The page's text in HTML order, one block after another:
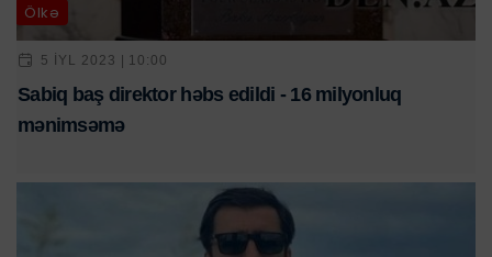
Ölkə
5 IYL 2023 | 10:00
Sabiq baş direktor həbs edildi - 16 milyonluq
mənimsəmə